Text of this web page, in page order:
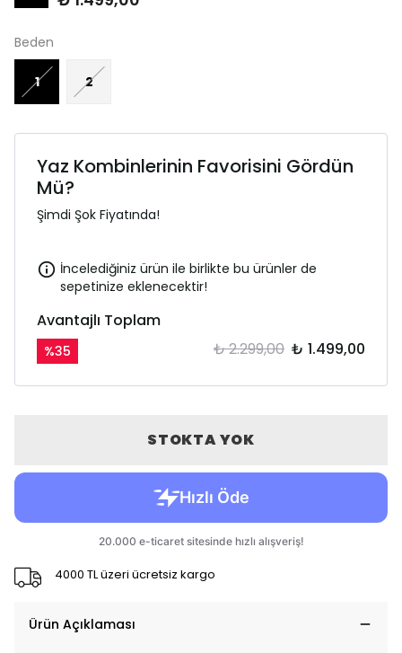
Beden
1 2
Yaz Kombinlerinin Favorisini Gördün
Mü?
Şimdi Şok Fiyatında!
İncelediğiniz ürün ile birlikte bu ürünler de
sepetinize eklenecektir!
Avantajlı Toplam
%35 ₺ 2.299,00 ₺ 1.499,00
STOKTA YOK
4000 TL üzeri ücretsiz kargo
Ürün Açıklaması